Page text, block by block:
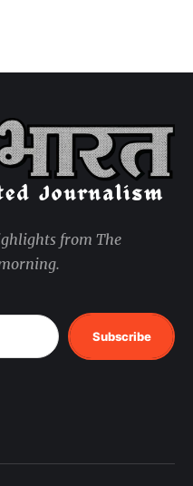
from The
Subscribe